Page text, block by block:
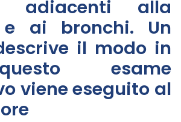
adiacenti alla
ai bronchi. Un
il modo in
esame
viene eseguito al